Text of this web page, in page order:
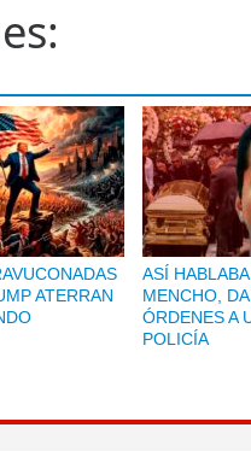
ATERRAN
ASÍ
MENCHO,
ÓRDENES A
POLICÍA